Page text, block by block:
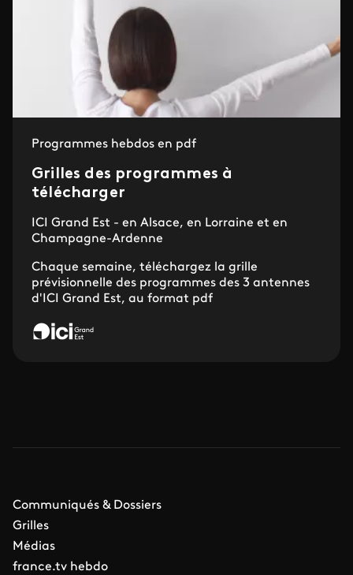
Programmes hebdos en pdf
Grilles des programmes à
télécharger
ICI Grand Est - en Alsace, en Lorraine et en
Champagne-Ardenne
Chaque semaine, téléchargez la grille
prévisionnelle des programmes des 3 antennes
d'ICI Grand Est, au format pdf
Communiqués & Dossiers
Grilles
Médias
france.tv hebdo